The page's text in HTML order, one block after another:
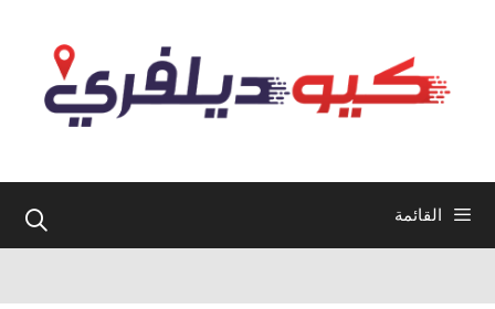
القائمة